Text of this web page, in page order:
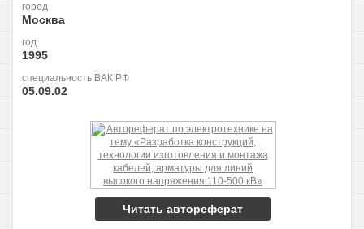
город
Москва
год
1995
специальность ВАК РФ
05.09.02
Читать автореферат